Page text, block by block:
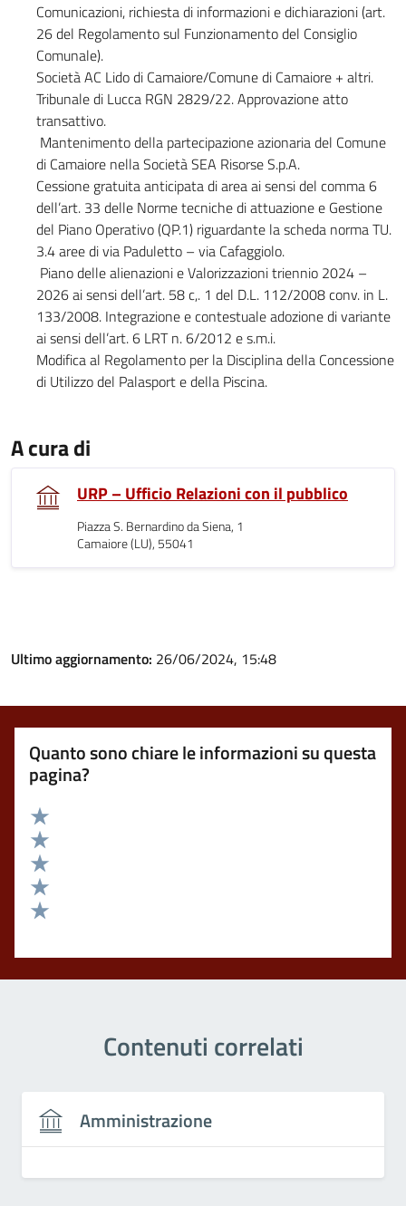
Comunicazioni, richiesta di informazioni e dichiarazioni (art.
26 del Regolamento sul Funzionamento del Consiglio
Comunale).
Società AC Lido di Camaiore/Comune di Camaiore + altri.
Tribunale di Lucca RGN 2829/22. Approvazione atto
transattivo.
Mantenimento della partecipazione azionaria del Comune
di Camaiore nella Società SEA Risorse S.p.A.
Cessione gratuita anticipata di area ai sensi del comma 6
dell’art. 33 delle Norme tecniche di attuazione e Gestione
del Piano Operativo (QP.1) riguardante la scheda norma TU.
3.4 aree di via Paduletto – via Cafaggiolo.
Piano delle alienazioni e Valorizzazioni triennio 2024 –
2026 ai sensi dell’art. 58 c,. 1 del D.L. 112/2008 conv. in L.
133/2008. Integrazione e contestuale adozione di variante
ai sensi dell’art. 6 LRT n. 6/2012 e s.m.i.
Modifica al Regolamento per la Disciplina della Concessione
di Utilizzo del Palasport e della Piscina.
A cura di
URP – Ufficio Relazioni con il pubblico
Piazza S. Bernardino da Siena, 1
Camaiore (LU), 55041
Ultimo aggiornamento: 26/06/2024, 15:48
Quanto sono chiare le informazioni su questa
pagina?
Valuta 5 stelle su 5
Valuta 4 stelle su 5
Valuta 3 stelle su 5
Valuta 2 stelle su 5
Contenuti correlati
Amministrazione